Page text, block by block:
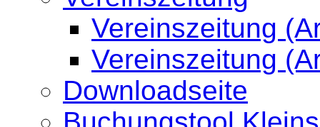
Vereinszeitung
Vereinszeitung
Downloadseite